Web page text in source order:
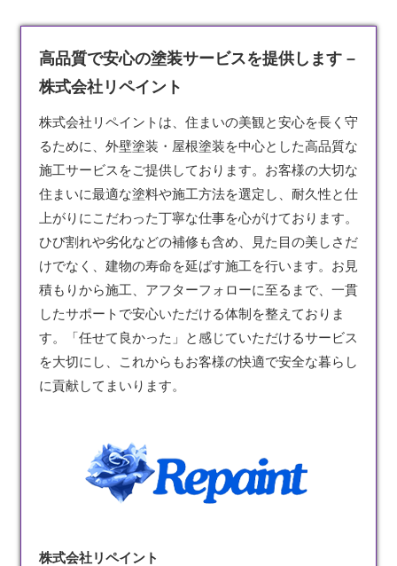
高品質で安心の塗装サービスを提供します –
株式会社リペイント
株式会社リペイントは、住まいの美観と安心を長く守
るために、外壁塗装 ・屋根塗装を中心とした高品質な
施工サービスをご提供しております。お客様の大切な
住まいに最適な塗料や施工方法を選定し、耐久性と仕
上がりにこだわった丁寧な仕事を心がけております。
ひび割れや劣化などの補修も含め、見た目の美しさだ
けでなく、建物の寿命を延ばす施工を行います。お見
積もりから施工、アフターフォローに至るまで、一貫
したサポートで安心いただける体制を整えておりま
す。「任せて良かった」と感じていただけるサービス
を大切にし、これからもお客様の快適で安全な暮らし
に貢献してまいります。
株式会社リペイント